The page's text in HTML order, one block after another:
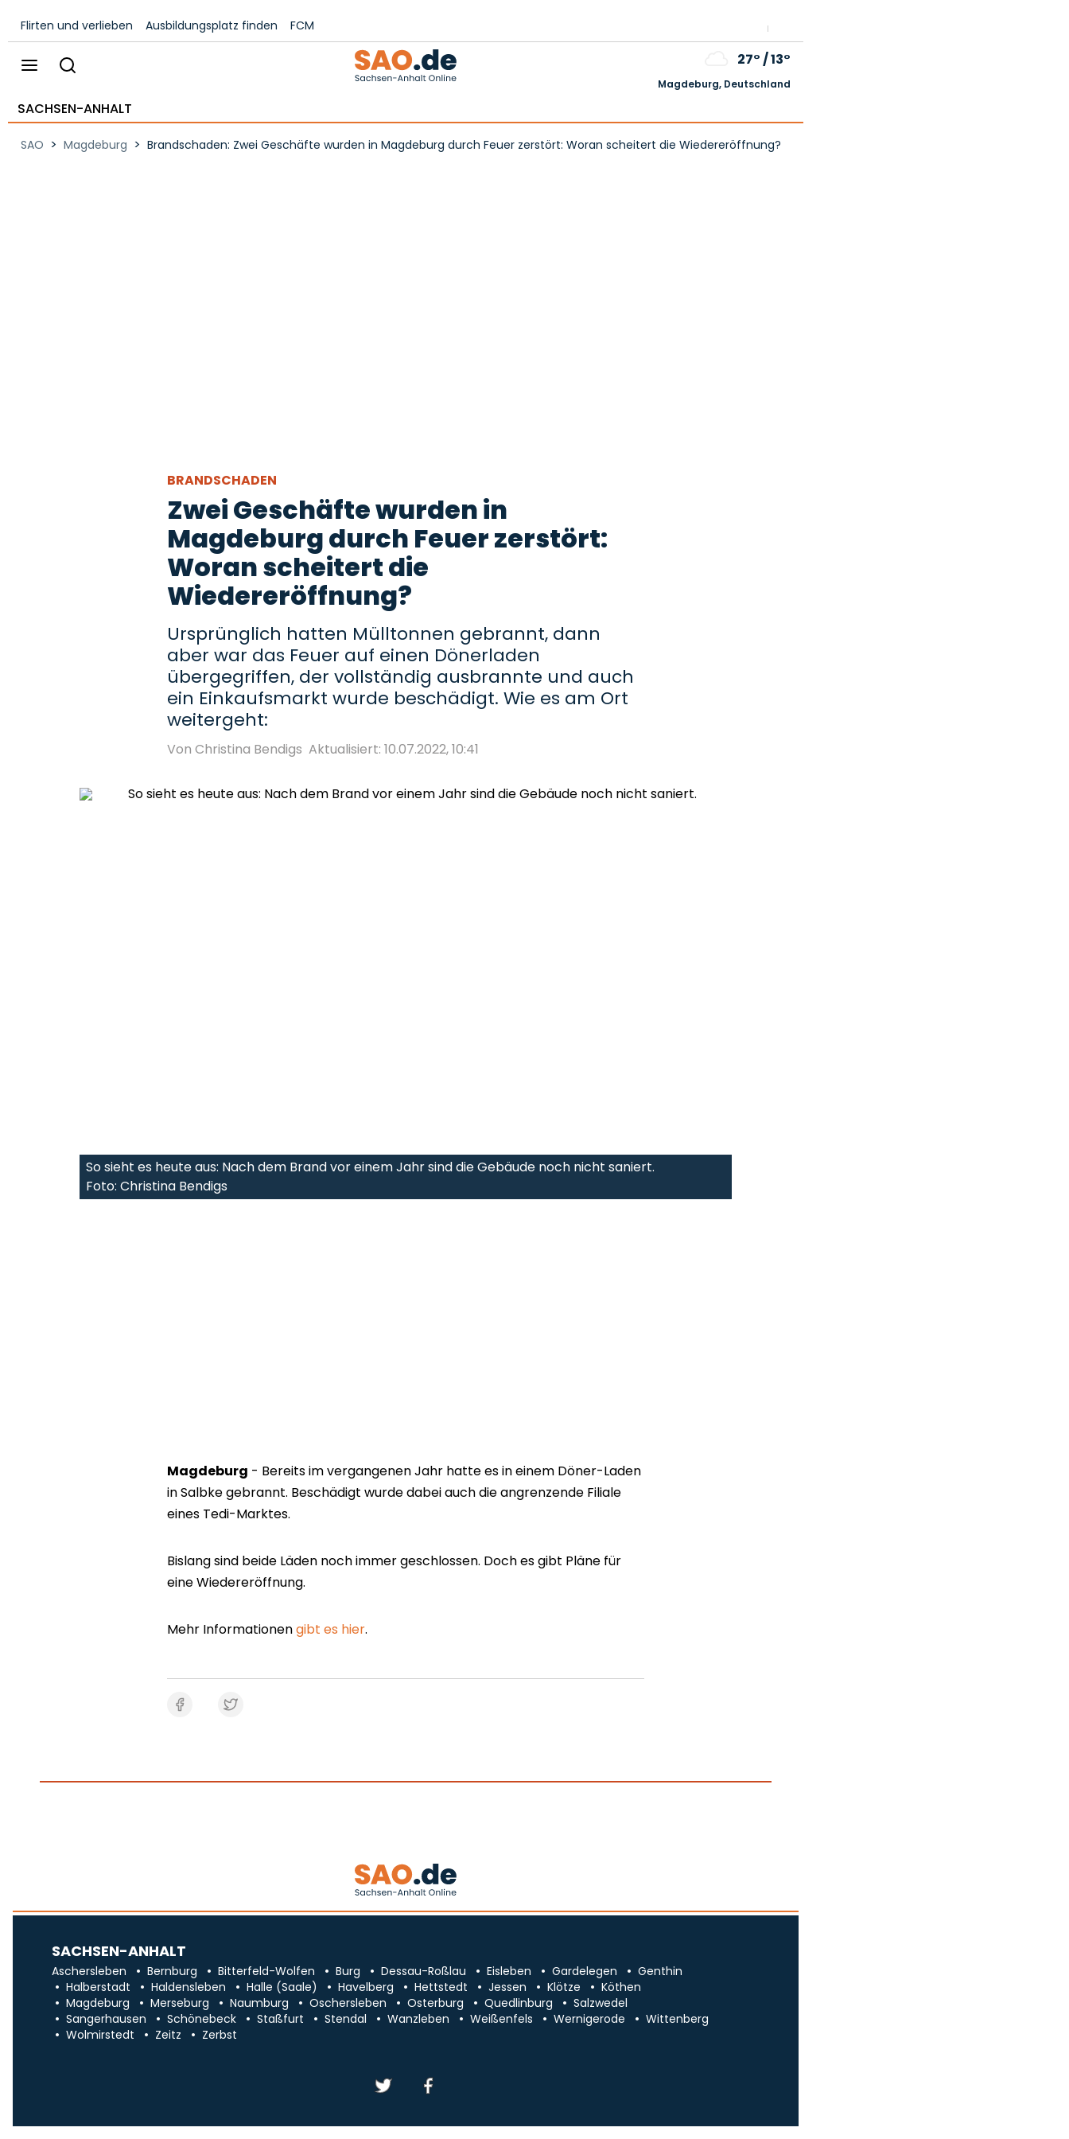
Flirten und verlieben Ausbildungsplatz finden FCM
27°/13°
Magdeburg, Deutschland
SACHSEN-ANHALT
SAO > Magdeburg > Brandschaden: Zwei Geschäfte wurden in Magdeburg durch Feuer zerstört: Woran scheitert die Wiedereröffnung?
BRANDSCHADEN
Zwei Geschäfte wurden in
Magdeburg durch Feuer zerstört:
Woran scheitert die
Wiedereröffnung?
Ursprünglich hatten Mülltonnen gebrannt, dann
aber war das Feuer auf einen Dönerladen
übergegriffen, der vollständig ausbrannte und auch
ein Einkaufsmarkt wurde beschädigt. Wie es am Ort
weitergeht:
Von Christina Bendigs Aktualisiert: 10.07.2022, 10:41
So sieht es heute aus: Nach dem Brand vor einem Jahr sind die Gebäude noch nicht saniert.
Foto: Christina Bendigs
Magdeburg - Bereits im vergangenen Jahr hatte es in einem Döner-Laden
in Salbke gebrannt. Beschädigt wurde dabei auch die angrenzende Filiale
eines Tedi-Marktes.
Bislang sind beide Läden noch immer geschlossen. Doch es gibt Pläne für
eine Wiedereröffnung.
Mehr Informationengibt es hier.
SACHSEN-ANHALT
Aschersleben Bernburg Bitterfeld-Wolfen Burg Dessau-Roßlau Eisleben Gardelegen
Genthin
Halberstadt
Haldensleben Halle (Saale) Havelberg Hettstedt Jessen Klötze
Köthen
Magdeburg
Merseburg Naumburg Oschersleben Osterburg Quedlinburg
Salzwedel
Sangerhausen
Schönebeck Staßfurt Stendal Wanzleben Weißenfels Wernigerode
Wittenberg
Wolmirstedt
Zeitz Zerbst